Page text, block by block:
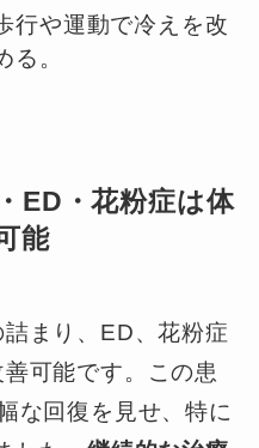
行や運動で冷えを改
る。
ED・花粉症は体
能
まり、ED、花粉症
可能です。この患
な回復を見せ、特に